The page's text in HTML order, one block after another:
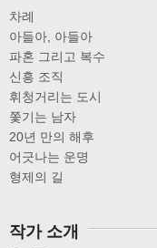
차례
아들아, 아들아
파혼 그리고 복수
신흥 조직
휘청거리는 도시
쫓기는 남자
20년 만의 해후
어긋나는 운명
형제의 길
작가 소개